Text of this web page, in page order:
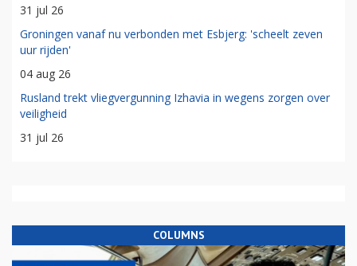
31 jul 26
Groningen vanaf nu verbonden met Esbjerg: 'scheelt zeven
uur rijden'
04 aug 26
Rusland trekt vliegvergunning Izhavia in wegens zorgen over
veiligheid
31 jul 26
COLUMNS